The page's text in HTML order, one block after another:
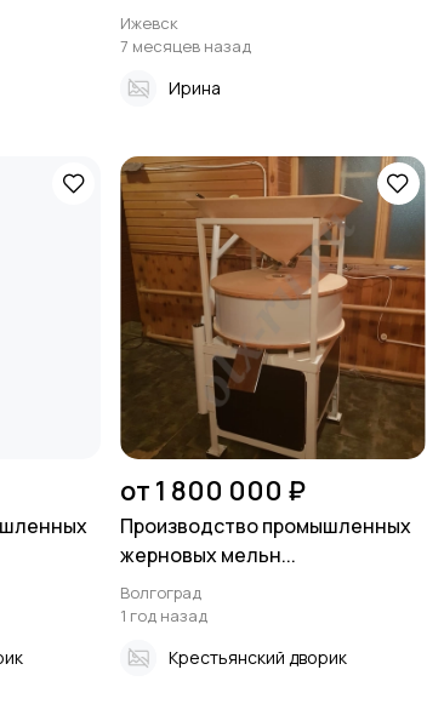
Ижевск
7 месяцев назад
Ирина
от 1 800 000 ₽
Производство промышленных
жерновых мельн...
Волгоград
1 год назад
Крестьянский дворик